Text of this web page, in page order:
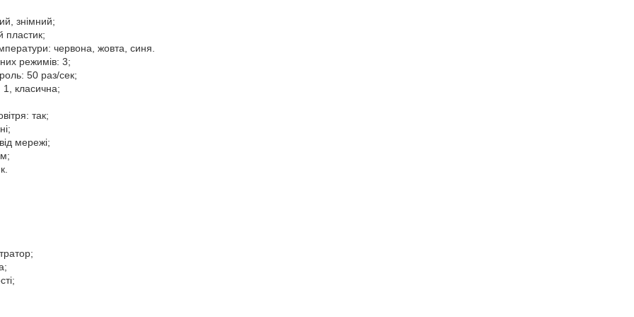
знімний;
пластик;
червона, жовта, синя.
режимів: 3;
50 раз/сек;
1, класична;
так;
мережі;